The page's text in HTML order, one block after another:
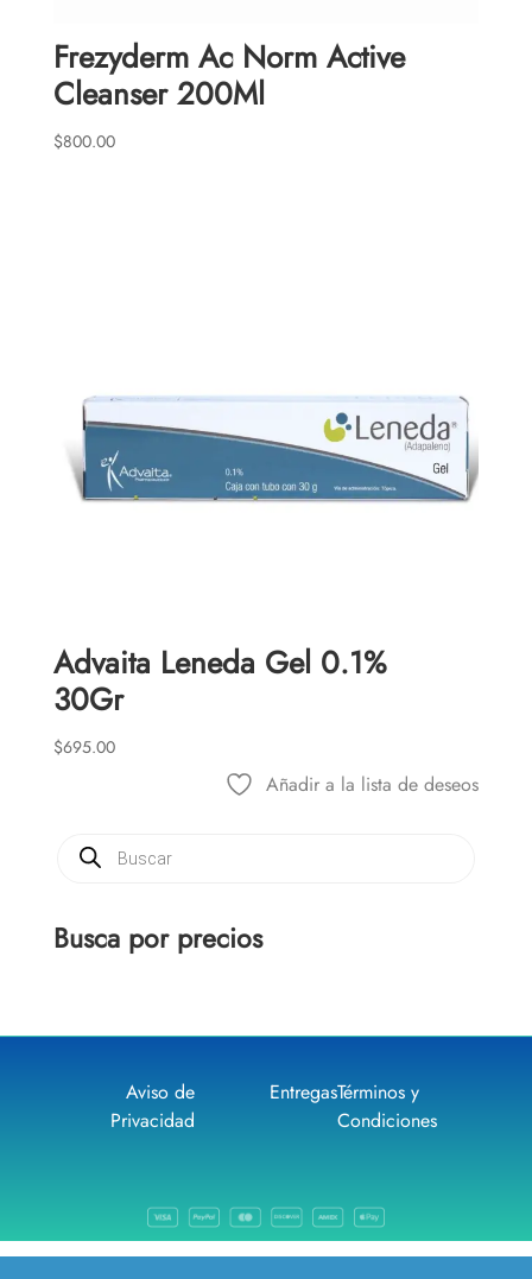
Añadir a la lista de deseos
Frezyderm Ac Norm Active
Cleanser 200Ml
$800.00
Advaita Leneda Gel 0.1%
30Gr
$695.00
Búsqueda
Busca por precios
Aviso de
Privacidad
EntregasTérminos y
Condiciones